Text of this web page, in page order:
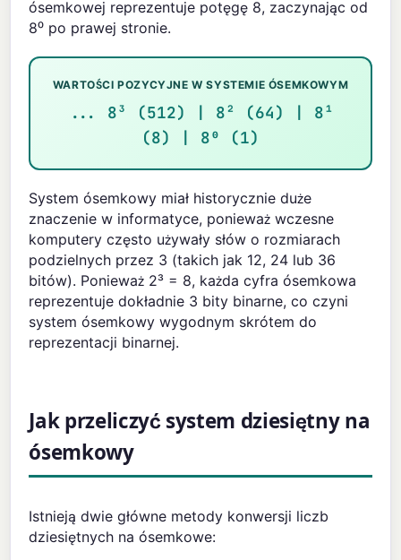
ósemkowej reprezentuje potęgę 8, zaczynając od
8⁰ po prawej stronie.
WARTOŚCI POZYCYJNE W SYSTEMIE ÓSEMKOWYM
... 8³ (512) | 8² (64) | 8¹
(8) | 8⁰ (1)
System ósemkowy miał historycznie duże
znaczenie w informatyce, ponieważ wczesne
komputery często używały słów o rozmiarach
podzielnych przez 3 (takich jak 12, 24 lub 36
bitów). Ponieważ 2³ = 8, każda cyfra ósemkowa
reprezentuje dokładnie 3 bity binarne, co czyni
system ósemkowy wygodnym skrótem do
reprezentacji binarnej.
Jak przeliczyć system dziesiętny na
ósemkowy
Istnieją dwie główne metody konwersji liczb
dziesiętnych na ósemkowe: